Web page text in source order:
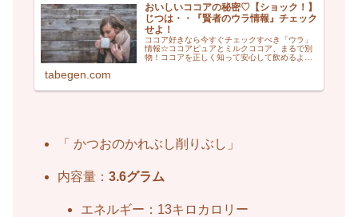
おいしいココアの秘密♡【ショック！】
じつは・・『賢者のウラ情報』チェック
せよ！
ココア好きなら今すぐチェックすべき「ウラ」
情報☆ココアピュアとミルクココア、まるで別
物！ココアを正しく知って安心して飲めるよう
tabegen.com
「 かつおのかれぶし削りぶし」
内容量：3.6グラム
エネルギー：13キロカロリー